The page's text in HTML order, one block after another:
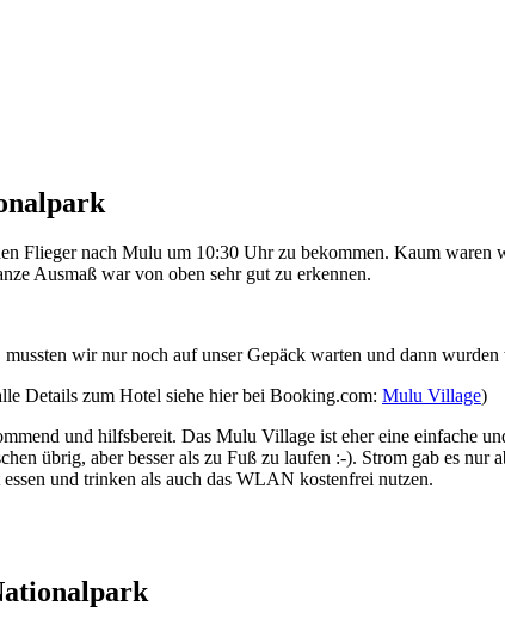
Flieger nach Mulu um 10:30 Uhr zu bekommen. Kaum
Ausmaß war von oben sehr gut zu erkennen.
wir nur noch auf unser Gepäck warten und dann
Details zum Hotel siehe hier bei Booking.com: Mulu Village)
und hilfsbereit. Das Mulu Village ist eher eine einfache
übrig, aber besser als zu Fuß zu laufen :-). Strom gab es
und trinken als auch das WLAN kostenfrei nutzen.